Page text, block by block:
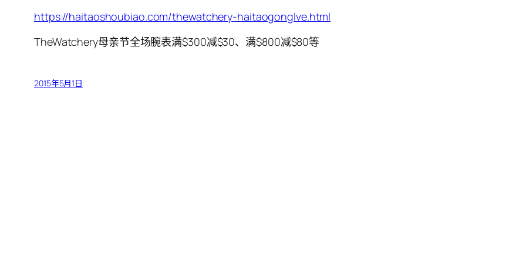
https://haitaoshoubiao.com/thewatchery-haitaogonglve.html
TheWatchery母亲节全场腕表满$300减$30、满$800减$80等
2015年5月1日